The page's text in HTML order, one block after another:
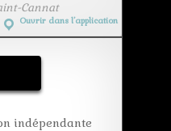
Cannat
Ouvrir dans l’application
indépendante